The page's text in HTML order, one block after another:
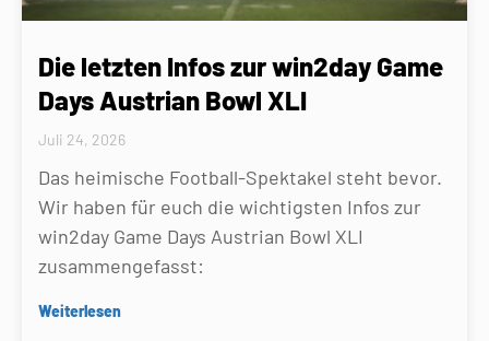
Die letzten Infos zur win2day Game
Days Austrian Bowl XLI
Juli 24, 2026
Das heimische Football-Spektakel steht bevor.
Wir haben für euch die wichtigsten Infos zur
win2day Game Days Austrian Bowl XLI
zusammengefasst:
Weiterlesen